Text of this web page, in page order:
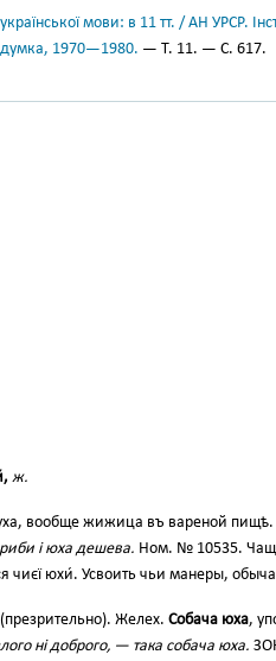
мови: в 11 тт. / АН УРСР.
1970—1980. — Т. 11. — С. 617.
ж.
вообще жижица въ вареной пищѣ.
і юха дешева. Ном. № 10535.
чиєї юхи́. Усвоить чьи манеры,
Желех. Собача юха,
ні доброго, — така собача юха.